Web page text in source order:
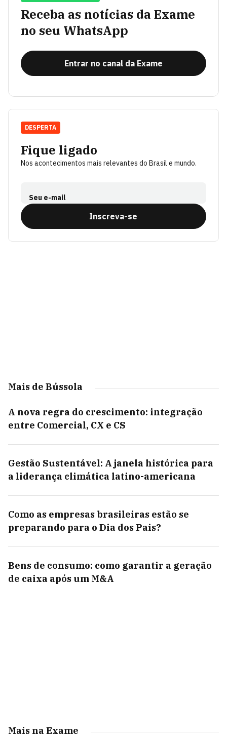
Receba as notícias da Exame
no seu WhatsApp
Entrar no canal da Exame
Fique ligado
Nos acontecimentos mais relevantes do Brasil e mundo.
Seu e-mail
Inscreva-se
DESPERTA
Mais de Bússola
A nova regra do crescimento: integração
entre Comercial, CX e CS
Gestão Sustentável: A janela histórica para
a liderança climática latino-americana
Como as empresas brasileiras estão se
preparando para o Dia dos Pais?
Bens de consumo: como garantir a geração
de caixa após um M&A
Mais na Exame